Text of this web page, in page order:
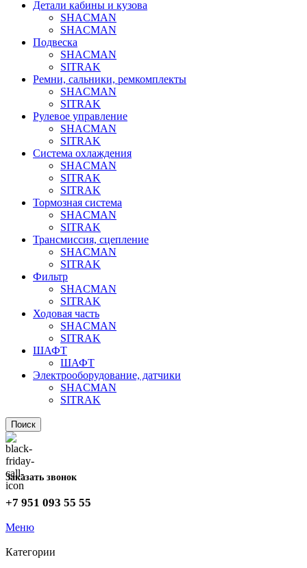
Детали кабины и кузова
SHACMAN
SHACMAN
Подвеска
SHACMAN
SITRAK
Ремни, сальники, ремкомплекты
SHACMAN
SITRAK
Рулевое управление
SHACMAN
SITRAK
Система охлаждения
SHACMAN
SITRAK
SITRAK
Тормозная система
SHACMAN
SITRAK
Трансмиссия, сцепление
SHACMAN
SITRAK
Фильтр
SHACMAN
SITRAK
Ходовая часть
SHACMAN
SITRAK
ШАФТ
ШАФТ
Электрооборудование, датчики
SHACMAN
SITRAK
Поиск
Заказать звонок
+7 951 093 55 55
Меню
Категории